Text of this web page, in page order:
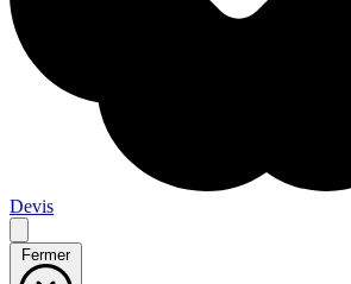
Devis
Fermer